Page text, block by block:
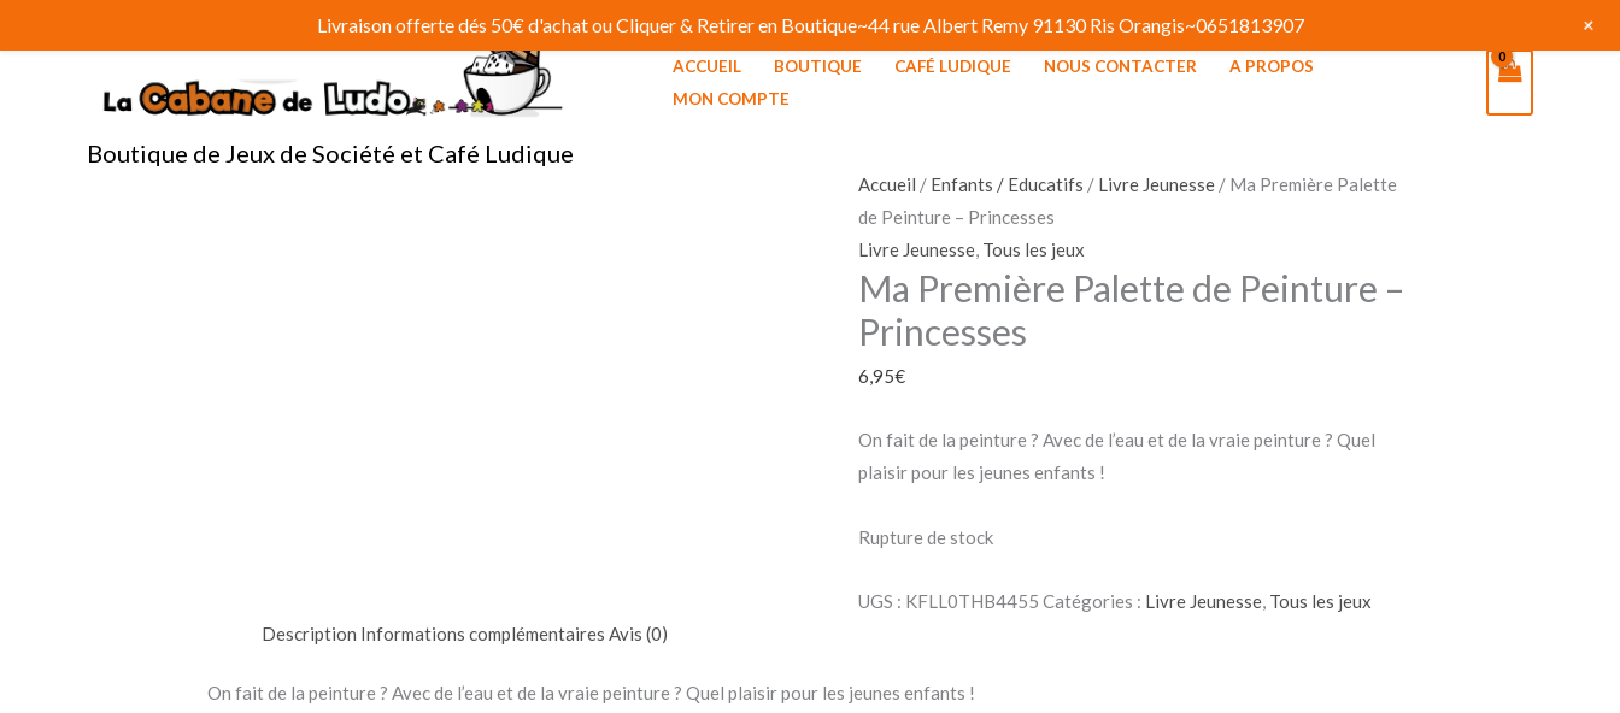
au
Boutique de Jeux de Société et Café Ludique
ACCUEIL BOUTIQUE CAFÉ LUDIQUE NOUS CONTACTER
A PROPOS
MON COMPTE
Accueil / Enfants / Educatifs / Livre Jeunesse / Ma Première Palette
de Peinture – Princesses
Livre Jeunesse, Tous les jeux
Ma Première Palette de Peinture –
Princesses
6,95€
On fait de la peinture ? Avec de l’eau et de la vraie peinture ? Quel
plaisir pour les jeunes enfants !
Rupture de stock
UGS : KFLL0THB4455 Catégories : Livre Jeunesse, Tous les jeux
Description Informations complémentaires Avis (0)
On fait de la peinture ? Avec de l’eau et de la vraie peinture ? Quel plaisir pour les jeunes enfants !
Livraison offerte dés 50€ d'achat ou Cliquer & Retirer en Boutique~44 rue Albert Remy 91130 Ris Orangis~0651813907 +